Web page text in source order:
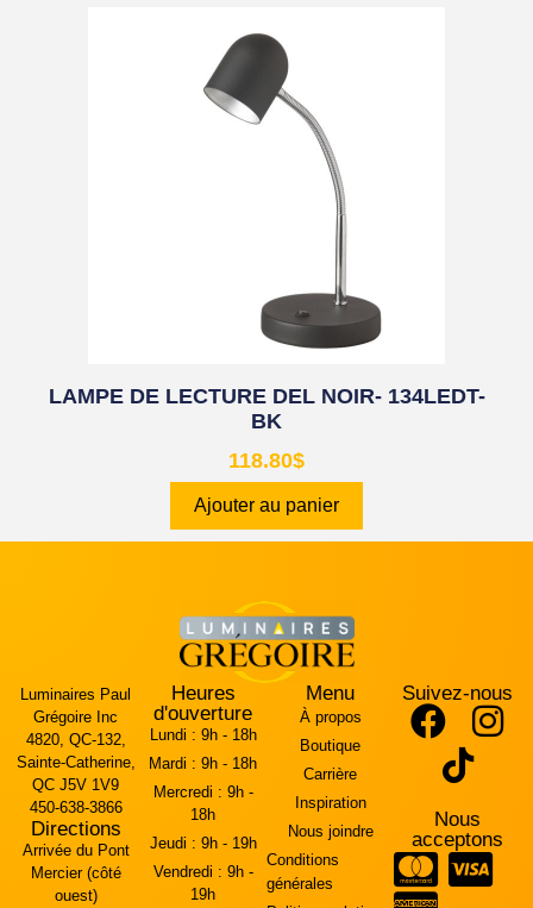
LAMPE DE LECTURE DEL NOIR- 134LEDT-
BK
118.80$
Ajouter au panier
Luminaires Paul
Grégoire Inc
4820, QC-132,
Sainte-Catherine,
QC J5V 1V9
450-638-3866
Directions
Arrivée du Pont
Mercier (côté
ouest)
Heures
d'ouverture
Lundi : 9h - 18h
Mardi : 9h - 18h
Mercredi : 9h -
18h
Jeudi : 9h - 19h
Vendredi : 9h -
19h
Menu
À propos
Boutique
Carrière
Inspiration
Nous joindre
Conditions
générales
Suivez-nous
Nous
acceptons